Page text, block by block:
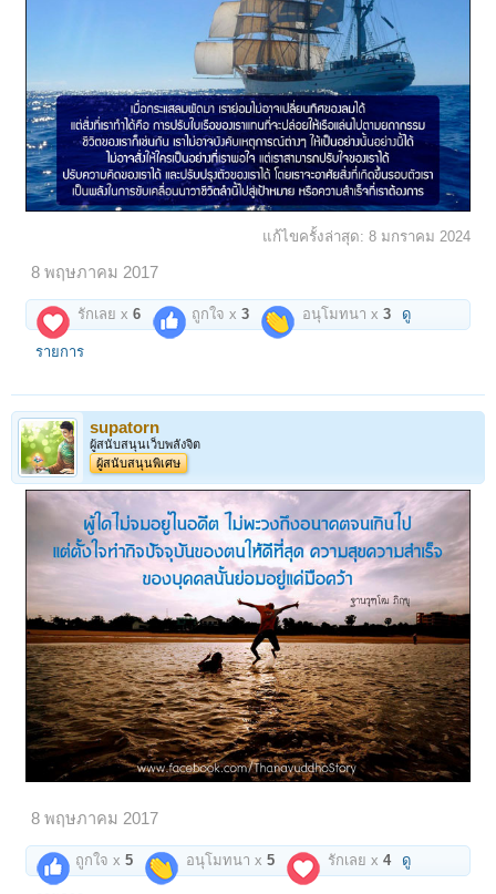
แก้ไขครั้งล่าสุด: 8 มกราคม 2024
8 พฤษภาคม 2017
รักเลย x6 ถูกใจ x3 อนุโมทนา x3 ดู
รายการ
supatorn
ผู้สนับสนุนเว็บพลังจิต
ผู้สนับสนุนพิเศษ
8 พฤษภาคม 2017
ถูกใจ x5 อนุโมทนา x5 รักเลย x4 ดู